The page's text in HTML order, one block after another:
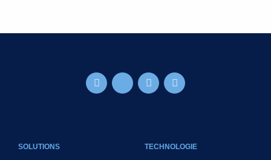
SOLUTIONS TECHNOLOGIE